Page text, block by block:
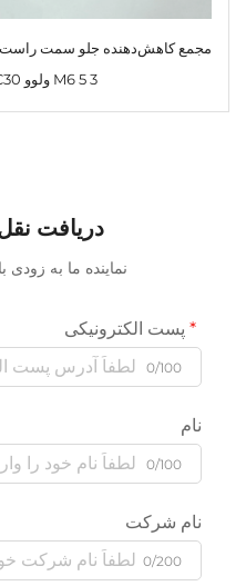
3 5 M6 ولوو S40 S60 C70 C30
دریافت
نماینده ما به
پست الکترونیکی
0/100
نام
0/100
نام شرکت
0/200